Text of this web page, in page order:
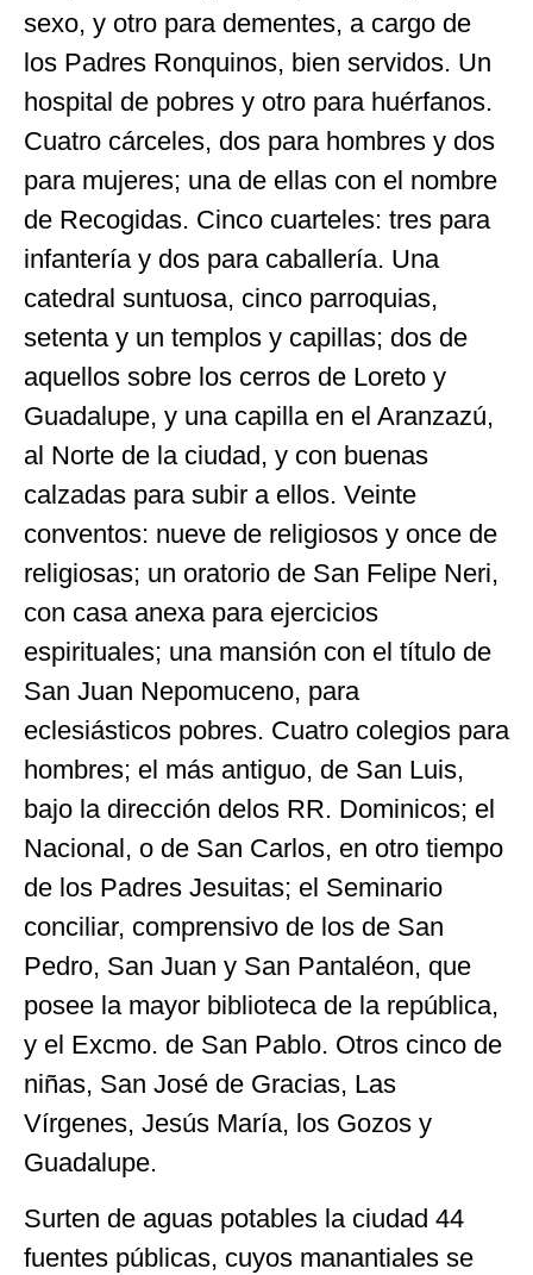
sexo, y otro para dementes, a cargo de
los Padres Ronquinos, bien servidos. Un
hospital de pobres y otro para huérfanos.
Cuatro cárceles, dos para hombres y dos
para mujeres; una de ellas con el nombre
de Recogidas. Cinco cuarteles: tres para
infantería y dos para caballería. Una
catedral suntuosa, cinco parroquias,
setenta y un templos y capillas; dos de
aquellos sobre los cerros de Loreto y
Guadalupe, y una capilla en el Aranzazú,
al Norte de la ciudad, y con buenas
calzadas para subir a ellos. Veinte
conventos: nueve de religiosos y once de
religiosas; un oratorio de San Felipe Neri,
con casa anexa para ejercicios
espirituales; una mansión con el título de
San Juan Nepomuceno, para
eclesiásticos pobres. Cuatro colegios para
hombres; el más antiguo, de San Luis,
bajo la dirección delos RR. Dominicos; el
Nacional, o de San Carlos, en otro tiempo
de los Padres Jesuitas; el Seminario
conciliar, comprensivo de los de San
Pedro, San Juan y San Pantaléon, que
posee la mayor biblioteca de la república,
y el Excmo. de San Pablo. Otros cinco de
niñas, San José de Gracias, Las
Vírgenes, Jesús María, los Gozos y
Guadalupe.
Surten de aguas potables la ciudad 44
fuentes públicas, cuyos manantiales se